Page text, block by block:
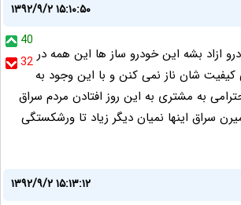
۱۳۹۲/۹/۲ ۱۵:۱۰:۵۰
40
32 ازاد بشه این خودرو ساز ها این همه در
شان ناز نمی کنن و با این وجود به
به مشتری به این روز افتادن مردم سراق
سراق اینها نمیان دیگر زیاد تا ورشکستگی
۱۳۹۲/۹/۲ ۱۵:۱۳:۱۲